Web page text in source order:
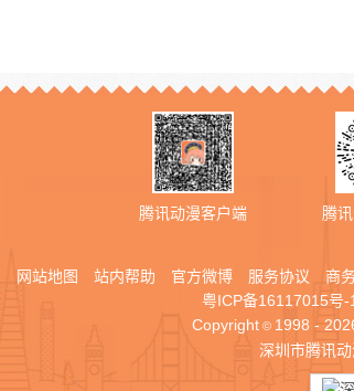
腾讯动漫客户端
腾
网站地图 站内帮助 官方微博 服务协议 商
粤ICP备16117015号-1
Copyright © 1998 -
深圳市腾讯